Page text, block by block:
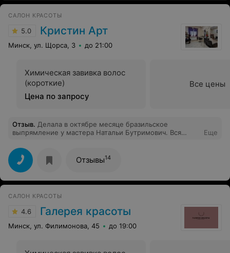
САЛОН КРАСОТЫ
5.0 Кристин Арт
Минск, ул. Щорса, 3 до 21:00
Химическая завивка волос
(короткие)
Цена по запросу
Все цены
Отзыв. Делала в октябре месяце бразильское
выпрямление у мастера Натальи Бутримович. Вся
волшебным ручкам Натальи, проходила четыре месяца
с красивыми, гладкими и шелковистыми волосиками. В
следующий раз только к ней и пойду. Всем советую
данного мастера и данную процедуру, не пожалеете.
Еще
Отзывы14
САЛОН КРАСОТЫ
4.6 Галерея красоты
Минск, ул. Филимонова, 45 до 19:00